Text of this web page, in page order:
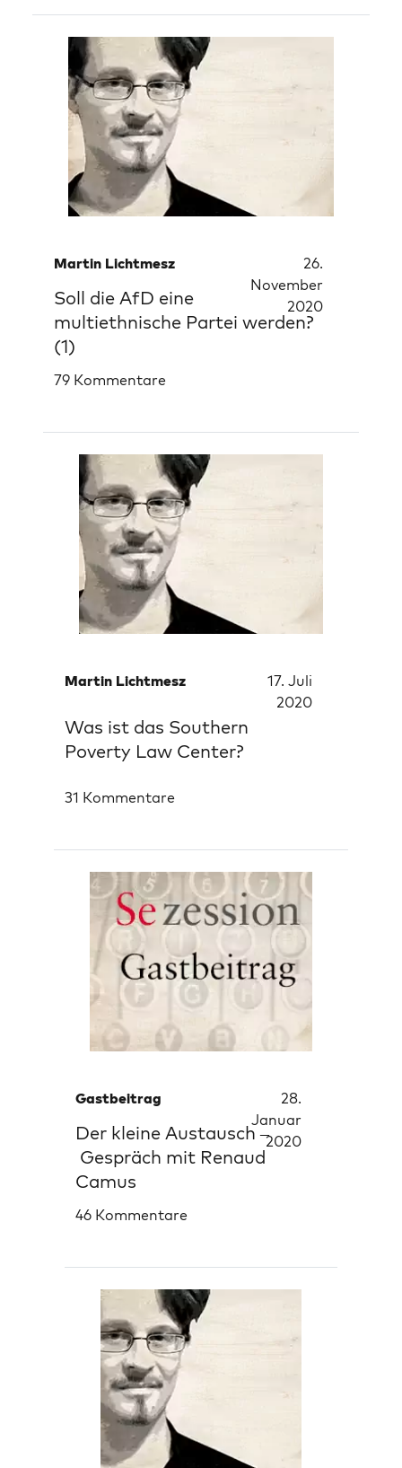
Martin Lichtmesz
26.
November
2020
Soll die AfD eine
multiethnische Partei werden?
(1)
79 Kommentare
Martin Lichtmesz
17. Juli
2020
Was ist das Southern
Poverty Law Center?
31 Kommentare
Gastbeitrag
28.
Januar
2020
Der kleine Austausch –
Gespräch mit Renaud
Camus
46 Kommentare